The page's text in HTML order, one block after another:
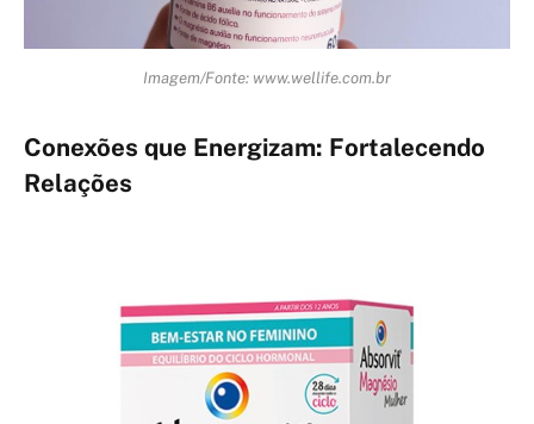
Imagem/Fonte: www.wellife.com.br
Conexões que Energizam: Fortalecendo
Relações